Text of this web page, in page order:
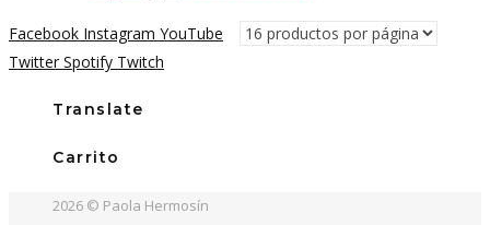
original
era:
actual
Facebook Instagram YouTube
Twitter Spotify Twitch
Translate
Carrito
2026 © Paola Hermosín